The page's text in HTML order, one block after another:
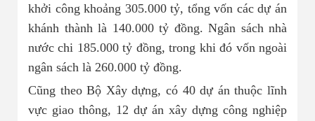
khởi công khoảng 305.000 tỷ, tổng vốn các dự án
khánh thành là 140.000 tỷ đồng. Ngân sách nhà
nước chi 185.000 tỷ đồng, trong khi đó vốn ngoài
ngân sách là 260.000 tỷ đồng.
Cũng theo Bộ Xây dựng, có 40 dự án thuộc lĩnh
vực giao thông, 12 dự án xây dựng công nghiệp